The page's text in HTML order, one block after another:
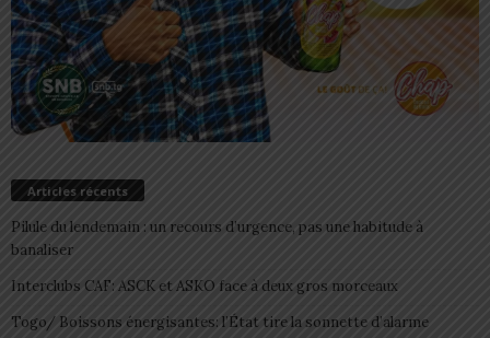
Articles récents
Pilule du lendemain : un recours d’urgence, pas une habitude à
banaliser
Interclubs CAF: ASCK et ASKO face à deux gros morceaux
Togo/ Boissons énergisantes: l’État tire la sonnette d’alarme